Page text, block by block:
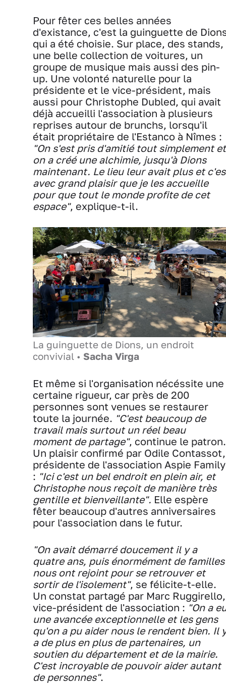
Pour fêter ces belles années
d'existance, c'est la guinguette de
qui a été choisie. Sur place, des stands,
une belle collection de voitures, un
groupe de musique mais aussi des pin-
up. Une volonté naturelle pour la
présidente et le vice-président, mais
aussi pour Christophe Dubled, qui avait
déjà accueilli l'association à plusieurs
reprises autour de brunchs, lorsqu'il
était propriétaire de l'Estanco à Nîmes :
"On s'est pris d'amitié tout simplement et
on a créé une alchimie, jusqu'à Dions
maintenant. Le lieu leur avait plus et
avec grand plaisir que je les accueille
pour que tout le monde profite de cet
espace", explique-t-il.
La guinguette de Dions, un endroit
convivial • Sacha Virga
Et même si l'organisation nécéssite une
certaine rigueur, car près de 200
personnes sont venues se restaurer
toute la journée. "C'est beaucoup de
travail mais surtout un réel beau
moment de partage", continue le patron.
Un plaisir confirmé par Odile Contassot,
présidente de l'association Aspie Family
: "Ici c'est un bel endroit en plein air, et
Christophe nous reçoit de manière très
gentille et bienveillante". Elle espère
fêter beaucoup d'autres anniversaires
pour l'association dans le futur.
"On avait démarré doucement il y a
quatre ans, puis énormément de familles
nous ont rejoint pour se retrouver et
sortir de l'isolement", se félicite-t-elle.
Un constat partagé par Marc Ruggirello,
vice-président de l'association : "On a
une avancée exceptionnelle et les gens
qu'on a pu aider nous le rendent bien. Il
a de plus en plus de partenaires, un
soutien du département et de la mairie.
C'est incroyable de pouvoir aider autant
de personnes".